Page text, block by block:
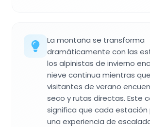
La montaña se transforma
dramáticamente con las
los alpinistas de invierno
nieve continua mientras
visitantes de verano
seco y rutas directas. Este
significa que cada
una experiencia de